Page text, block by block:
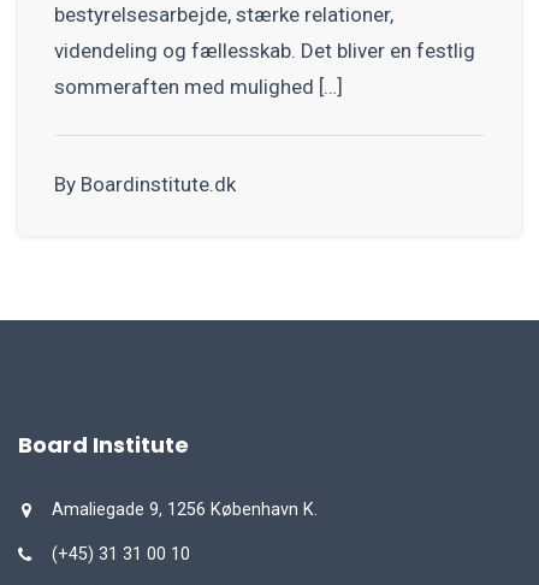
bestyrelsesarbejde, stærke relationer,
videndeling og fællesskab. Det bliver en festlig
sommeraften med mulighed […]
By Boardinstitute.dk
Board Institute
Amaliegade 9, 1256 København K.
(+45) 31 31 00 10